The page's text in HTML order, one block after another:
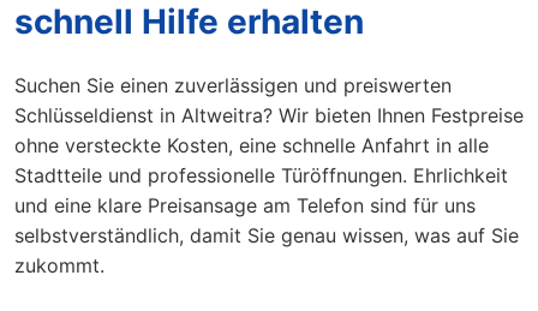
schnell Hilfe erhalten
Suchen Sie einen zuverlässigen und preiswerten
Schlüsseldienst in Altweitra? Wir bieten Ihnen Festpreise
ohne versteckte Kosten, eine schnelle Anfahrt in alle
Stadtteile und professionelle Türöffnungen. Ehrlichkeit
und eine klare Preisansage am Telefon sind für uns
selbstverständlich, damit Sie genau wissen, was auf Sie
zukommt.